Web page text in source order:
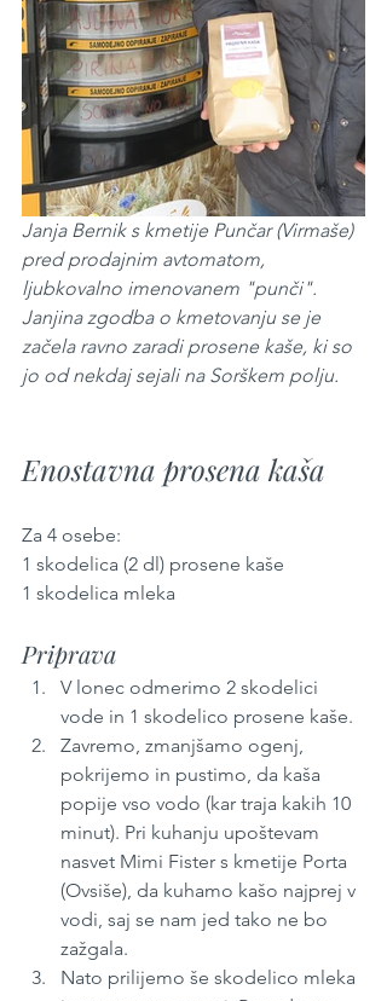
Janja Bernik s kmetije Punčar (Virmaše)
pred prodajnim avtomatom,
ljubkovalno imenovanem "punči".
Janjina zgodba o kmetovanju se je
začela ravno zaradi prosene kaše, ki so
jo od nekdaj sejali na Sorškem polju.
Enostavna prosena kaša
Za 4 osebe:
1 skodelica (2 dl) prosene kaše
1 skodelica mleka
Priprava
V lonec odmerimo 2 skodelici
vode in 1 skodelico prosene kaše.
Zavremo, zmanjšamo ogenj,
pokrijemo in pustimo, da kaša
popije vso vodo (kar traja kakih 10
minut). Pri kuhanju upoštevam
nasvet Mimi Fister s kmetije Porta
(Ovsiše), da kuhamo kašo najprej v
vodi, saj se nam jed tako ne bo
zažgala.
Nato prilijemo še skodelico mleka